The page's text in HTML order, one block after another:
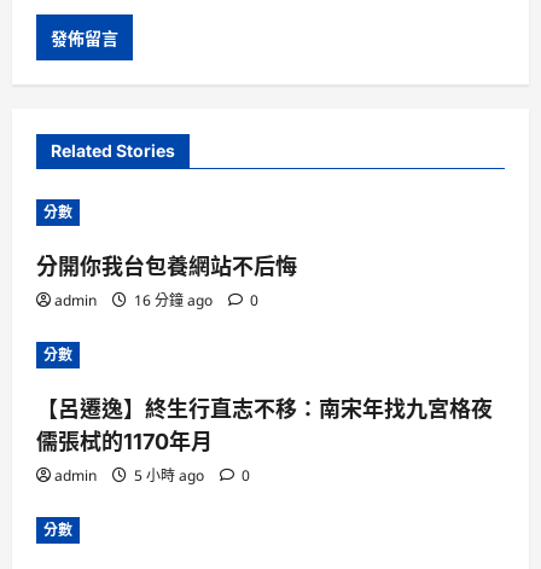
Related Stories
分數
分開你我台包養網站不后悔
admin 16 分鐘 ago 0
分數
【呂遷逸】終生行直志不移：南宋年找九宮格夜
儒張栻的1170年月
admin 5 小時 ago 0
分數